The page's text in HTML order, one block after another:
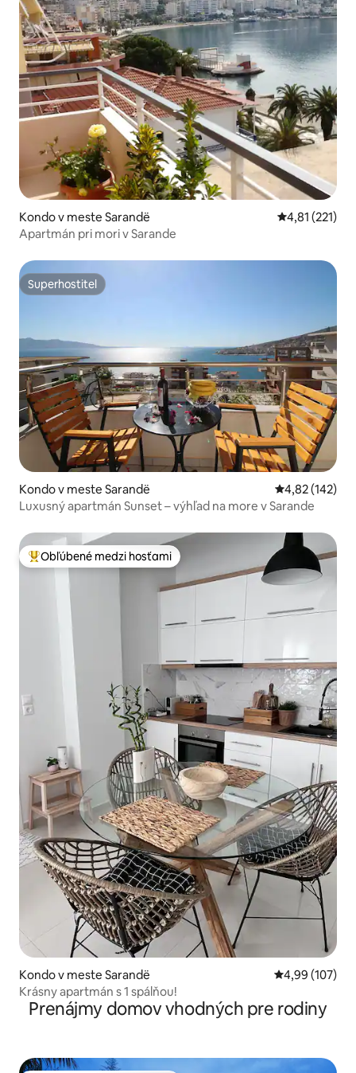
Kondo v meste Sarandë Priemerné
4,81 (221)
Apartmán pri mori v Sarande
Superhostiteľ
Superhostiteľ
Kondo v meste Sarandë Priemerné
4,82 (142)
Luxusný apartmán Sunset – výhľad na more v Sarande
Najobľúbenejšie medzi hosťami
Obľúbené medzi hosťami
Kondo v meste Sarandë Priemerné
4,99 (107)
Krásny apartmán s 1 spálňou!
Prenájmy domov vhodných pre rodiny